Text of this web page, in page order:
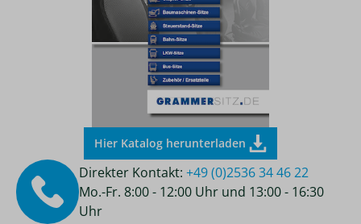
Hier Katalog herunterladen
Direkter Kontakt:+49 (0)2536 34 46 22
Mo.-Fr. 8:00 - 12:00 Uhr und 13:00 - 16:30
Uhr